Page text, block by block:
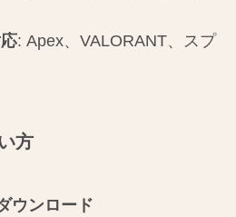
: Apex、VALORANT、スプ
方
ウンロード